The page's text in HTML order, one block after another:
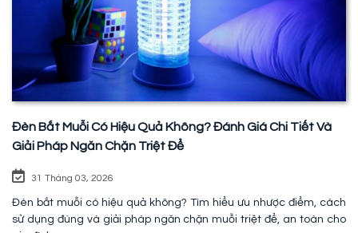
Đèn Bắt Muỗi Có Hiệu Quả Không? Đánh Giá Chi Tiết Và
Giải Pháp Ngăn Chặn Triệt Để
31 Tháng 03, 2026
Đèn bắt muỗi có hiệu quả không? Tìm hiểu ưu nhược điểm, cách
sử dụng đúng và giải pháp ngăn chặn muỗi triệt để, an toàn cho